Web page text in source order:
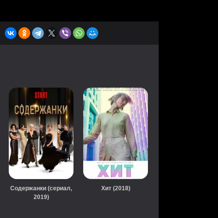
Содержанки (сериал,
2019)
Хит (2018)